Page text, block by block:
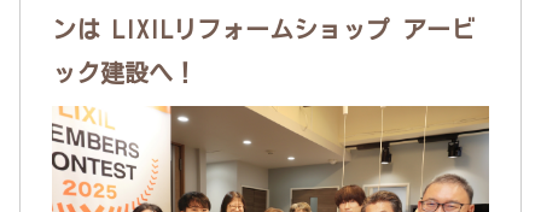
ンは LIXILリフォームショップ アービ
ック建設へ！